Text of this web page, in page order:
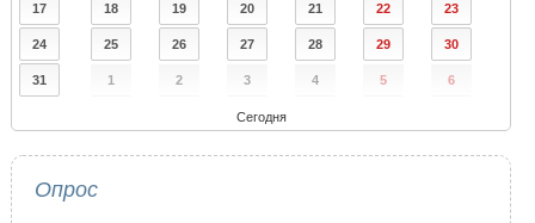
17 18 19 20 21 22 23
24 25 26 27 28 29 30
31 1 2 3 4 5 6
Сегодня
Опрос